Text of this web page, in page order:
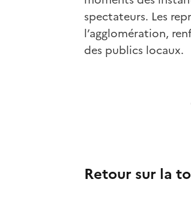
spectateurs. Les
l’agglomération,
des publics locaux.
Retour sur la